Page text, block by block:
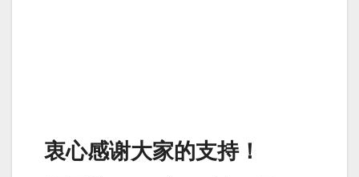
衷心感谢大家的支持！